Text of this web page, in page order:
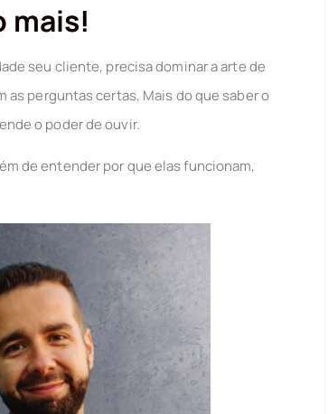
mais!
seu cliente, precisa dominar a arte de
as perguntas certas, Mais do que saber o
o poder de ouvir.
de entender por que elas funcionam,